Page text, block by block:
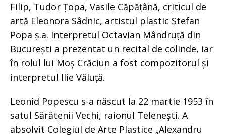
Filip, Tudor Țopa, Vasile Căpățână, criticul de
artă Eleonora Sâdnic, artistul plastic Ștefan
Popa ș.a. Interpretul Octavian Mândruță din
București a prezentat un recital de colinde, iar
în rolul lui Moș Crăciun a fost compozitorul și
interpretul Ilie Văluță.
Leonid Popescu s-a născut la 22 martie 1953 în
satul Sărătenii Vechi, raionul Teleneşti. A
absolvit Colegiul de Arte Plastice „Alexandru